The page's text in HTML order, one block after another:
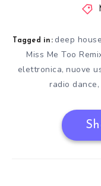
Tagged in: deep
Miss Me Too
elettronica, nuove
radio dance,